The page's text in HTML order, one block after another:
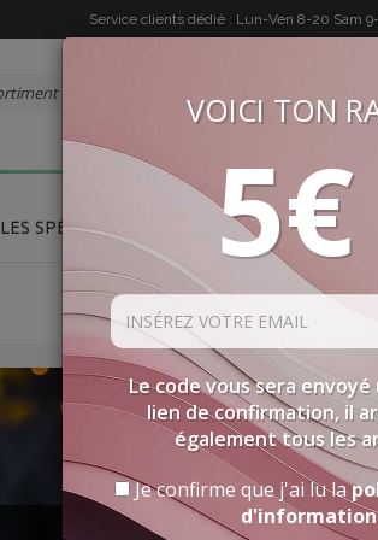
Service clients dédié : Lun-Ven 8-20 Sam
BUON
LES SPÉCIALITÉS SÉLECTIONS
VOICI TON
5€
Le code vous sera
lien de confirmation, il
également tous les
Je confirme que j'ai lu la
d'information